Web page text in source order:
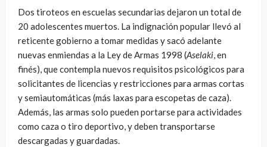
Dos tiroteos en escuelas secundarias dejaron un total de
20 adolescentes muertos. La indignación popular llevó al
reticente gobierno a tomar medidas y sacó adelante
nuevas enmiendas a la Ley de Armas 1998 (Aselaki, en
finés), que contempla nuevos requisitos psicológicos para
solicitantes de licencias y restricciones para armas cortas
y semiautomáticas (más laxas para escopetas de caza).
Además, las armas solo pueden portarse para actividades
como caza o tiro deportivo, y deben transportarse
descargadas y guardadas.